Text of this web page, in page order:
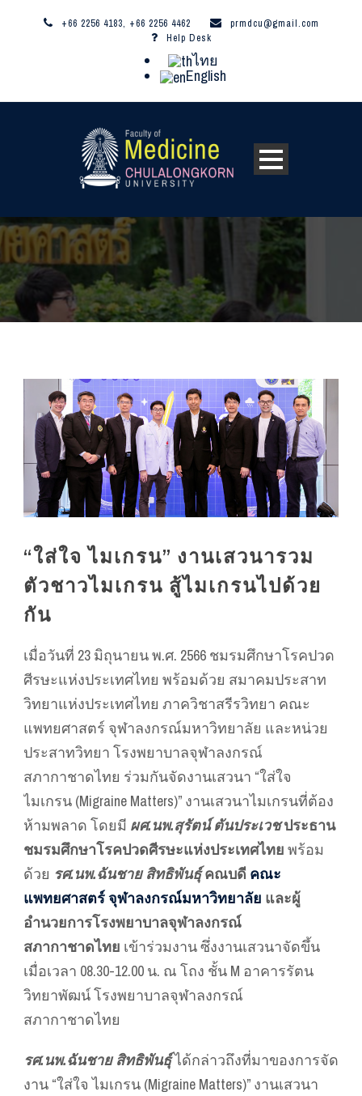
+66 2256 4183, +66 2256 4462
prmdcu@gmail.com
Help Desk
ไทย
English
“ใส่ใจ ไมเกรน” งานเสวนารวม
ตัวชาวไมเกรน สู้ไมเกรนไปด้วย
กัน
เมื่อวันที่ 23 มิถุนายน พ.ศ. 2566 ชมรมศึกษาโรคปวด
ศีรษะแห่งประเทศไทย พร้อมด้วย สมาคมประสาท
วิทยาแห่งประเทศไทย ภาควิชาสรีรวิทยา คณะ
แพทยศาสตร์ จุฬาลงกรณ์มหาวิทยาลัย และหน่วย
ประสาทวิทยา โรงพยาบาลจุฬาลงกรณ์
สภากาชาดไทย ร่วมกันจัดงานเสวนา “ใส่ใจ
ไมเกรน (Migraine Matters)” งานเสวนาไมเกรนที่ต้อง
ห้ามพลาด โดยมี ผศ.นพ.สุรัตน์ ตันประเวชประธาน
ชมรมศึกษาโรคปวดศีรษะแห่งประเทศไทย พร้อม
ด้วย รศ.นพ.ฉันชาย สิทธิพันธุ์คณบดี คณะ
แพทยศาสตร์ จุฬาลงกรณ์มหาวิทยาลัย และผู้
อำนวยการโรงพยาบาลจุฬาลงกรณ์
สภากาชาดไทย เข้าร่วมงาน ซึ่งงานเสวนาจัดขึ้น
เมื่อเวลา 08.30-12.00 น. ณ โถง ชั้น M อาคารรัตน
วิทยาพัฒน์ โรงพยาบาลจุฬาลงกรณ์
สภากาชาดไทย
รศ.นพ.ฉันชาย สิทธิพันธุ์ได้กล่าวถึงที่มาของการจัด
งาน “ใส่ใจ ไมเกรน (Migraine Matters)” งานเสวนา